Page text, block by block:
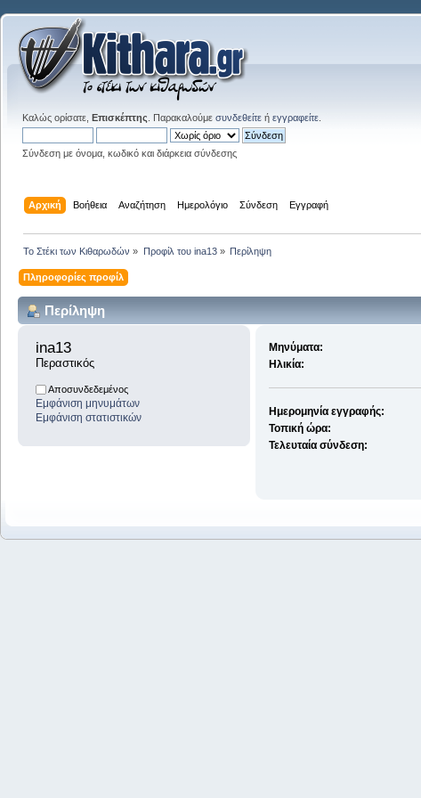
Καλώς ορίσατε, Επισκέπτης . Παρακαλούμε συνδεθείτε ή εγγραφείτε
Σύνδεση με όνομα, κωδικό και διάρκεια σύνδεσης
Αρχική Βοήθεια Αναζήτηση Ημερολόγιο Σύνδεση Εγγραφή
Το Στέκι των Κιθαρωδών » Προφίλ του ina13» Περίληψη
Πληροφορίες προφίλ
Περίληψη
ina13
Περαστικός
Αποσυνδεδεμένος
Εμφάνιση μηνυμάτων
Εμφάνιση στατιστικών
Μηνύματα:
Ηλικία:
Ημερομηνία εγγραφής:
Τοπική ώρα:
Τελευταία σύνδεση: